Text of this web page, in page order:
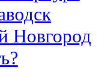
Новгород